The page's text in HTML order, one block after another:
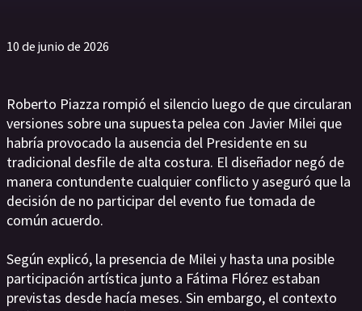
10 de junio de 2026
Roberto Piazza rompió el silencio luego de que circularan
versiones sobre una supuesta pelea con Javier Milei que
habría provocado la ausencia del Presidente en su
tradicional desfile de alta costura. El diseñador negó de
manera contundente cualquier conflicto y aseguró que la
decisión de no participar del evento fue tomada de
común acuerdo.
Según explicó, la presencia de Milei y hasta una posible
participación artística junto a Fátima Flórez estaban
previstas desde hacía meses. Sin embargo, el contexto